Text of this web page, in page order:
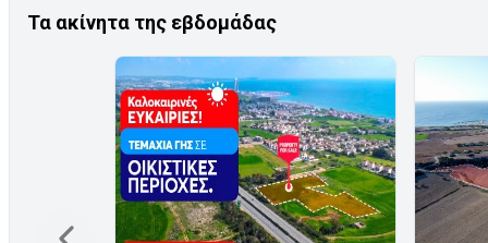
Τα ακίνητα της εβδομάδας